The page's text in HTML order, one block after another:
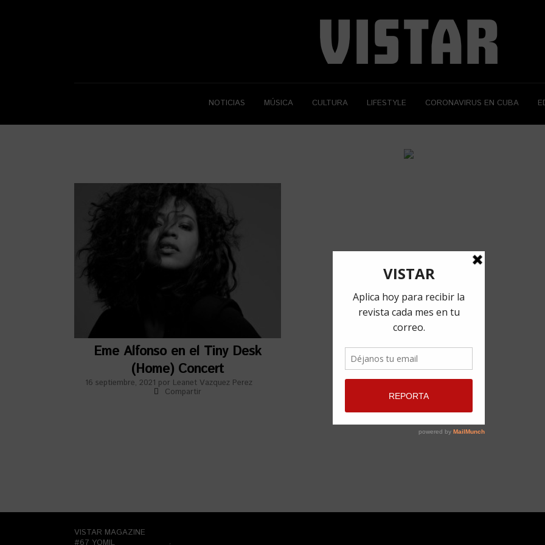
NOTICIAS MÚSICA CULTURA LIFESTYLE CORONAVIRUS EN CUBA
Eme Alfonso en el Tiny Desk
(Home) Concert
16 septiembre, 2021 por Leanet Vazquez Perez
Compartir
VISTAR MAGAZINE